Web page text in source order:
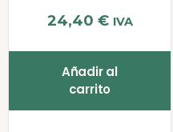
24,40 € IVA
Añadir al
carrito